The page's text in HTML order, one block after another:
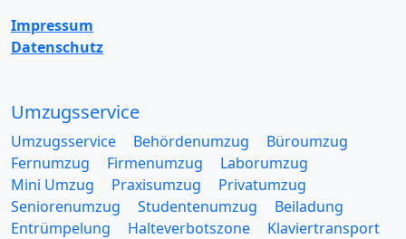
Impressum
Datenschutz
Umzugsservice
Umzugsservice Behördenumzug
Büroumzug
Fernumzug
Firmenumzug
Laborumzug
Mini Umzug
Praxisumzug
Privatumzug
Seniorenumzug
Studentenumzug
Beiladung
Entrümpelung
Halteverbotszone
Klaviertransport